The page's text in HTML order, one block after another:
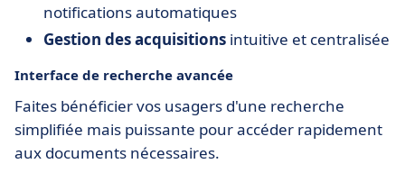
notifications automatiques
Gestion des acquisitions intuitive et centralisée
Interface de recherche avancée
Faites bénéficier vos usagers d'une recherche
simplifiée mais puissante pour accéder rapidement
aux documents nécessaires.